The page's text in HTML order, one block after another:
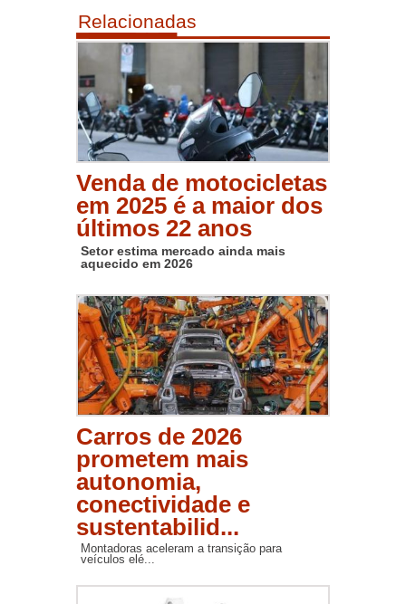
Relacionadas
Venda de motocicletas
em 2025 é a maior dos
últimos 22 anos
Setor estima mercado ainda mais
aquecido em 2026
Carros de 2026
prometem mais
autonomia,
conectividade e
sustentabilid...
Montadoras aceleram a transição para
veículos elé...